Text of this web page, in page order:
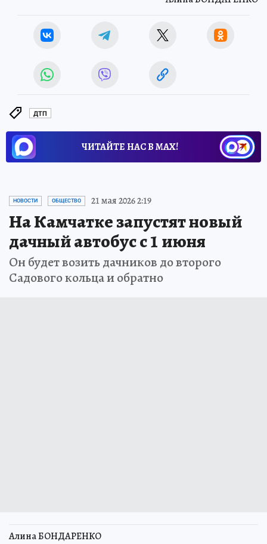
ДТП
ЧИТАЙТЕ НАС В МАХ!
НОВОСТИ ОБЩЕСТВО 21 мая 2026 2:19
На Камчатке запустят новый
дачный автобус с 1 июня
Он будет возить дачников до второго
Садового кольца и обратно
Алина БОНДАРЕНКО